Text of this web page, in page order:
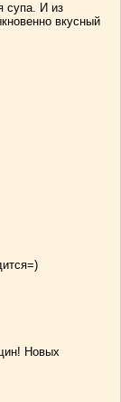
супа. И из
вкусный
Новых